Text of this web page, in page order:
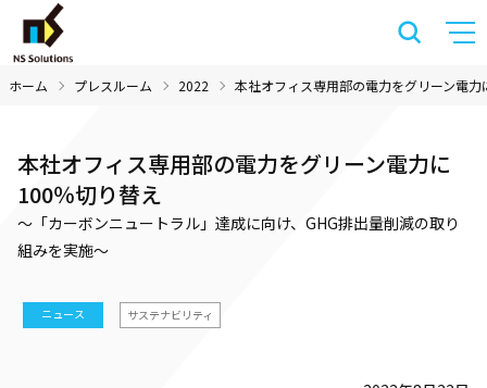
ホーム プレスルーム 2022 本社オフィス専用部の電力をグリーン電
本社オフィス専用部の電力をグリーン電力に
100％切り替え
～「カーボンニュートラル」達成に向け、GHG排出量削減の取り
組みを実施～
ニュース サステナビリティ